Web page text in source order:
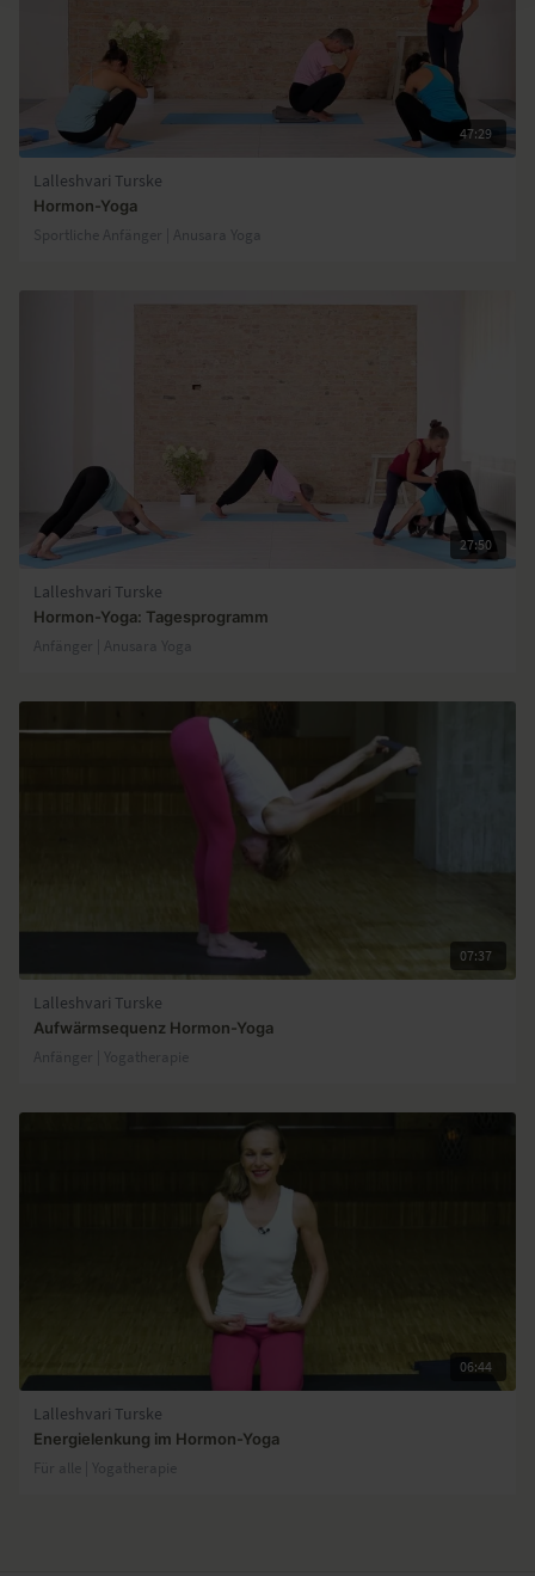
47:29
Lalleshvari Turske
Hormon-Yoga
Sportliche Anfänger | Anusara Yoga
27:50
Lalleshvari Turske
Hormon-Yoga: Tagesprogramm
Anfänger | Anusara Yoga
07:37
Lalleshvari Turske
Aufwärmsequenz Hormon-Yoga
Anfänger | Yogatherapie
06:44
Lalleshvari Turske
Energielenkung im Hormon-Yoga
Für alle | Yogatherapie